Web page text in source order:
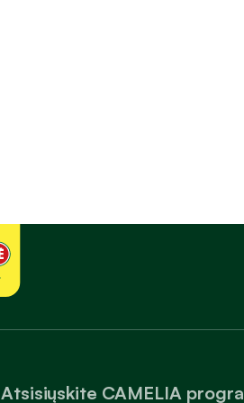
Atsisiųskite CAMELIA